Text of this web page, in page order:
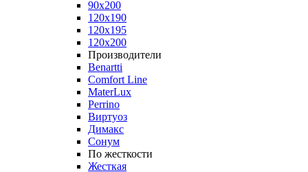
90x200
120x190
120x195
120x200
Производители
Benartti
Comfort Line
MaterLux
Perrino
Виртуоз
Димакс
Сонум
По жесткости
Жесткая